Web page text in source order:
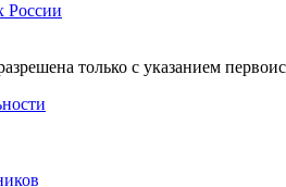
России
только с указанием